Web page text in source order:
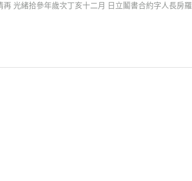
光緒拾參年歲次丁亥十二月 日立鬮書合約字人長房